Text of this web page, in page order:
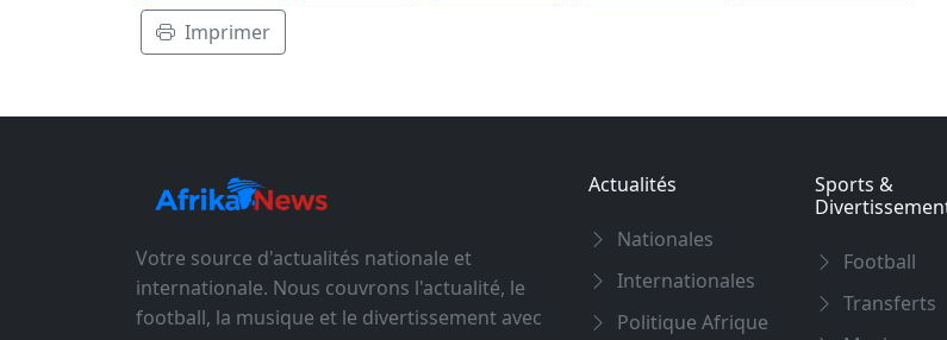
Imprimer
Votre source d'actualités nationale et
internationale. Nous couvrons l'actualité, le
football, la musique et le divertissement avec
Actualités
Nationales
Internationales
Politique Afrique
Sports &
Football
Transferts